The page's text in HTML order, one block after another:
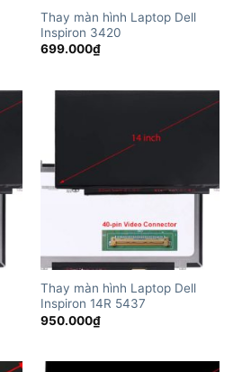
Thay màn hình Laptop Dell
Inspiron 3420
699.000₫
Thay màn hình Laptop Dell
Inspiron 14R 5437
950.000₫